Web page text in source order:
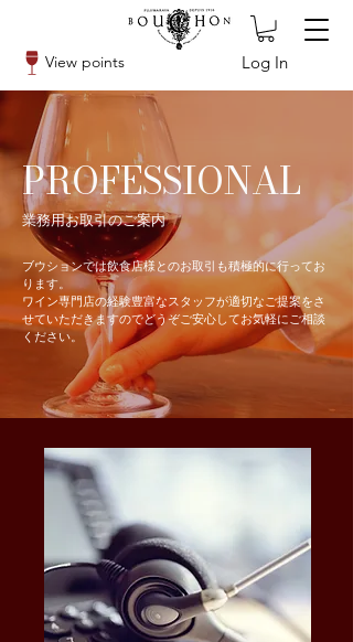
View points Log In
PROFESSIONAL
業務用お取引のご案内
ブウションでは飲食店様とのお取引も積極的に行ってお
ります。
ワイン専門店の経験豊富なスタッフが適切なご提案をさ
せていただきますのでどうぞご安心してお気軽にご相談
ください。